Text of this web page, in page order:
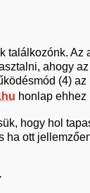
találkozónk.
ahogy
(4)
honlap
hogy hol
ha ott